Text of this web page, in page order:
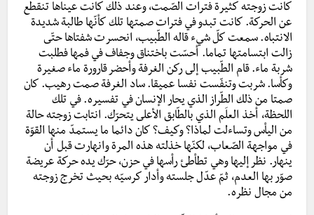
كانت زوجته كثيرة فترات الصّمت، وعند ذلك كانت عيناها تنقطع
عن الحركة. كانت تبدو في فترات صمتها تلك كأنّها طالبة شديدة
الانتباه. سمعت كلّ شيء قاله الطّبيب، انحسرت شفتاها حتّى
زالت ابتسامتها تماما. أحسّت باختناق وجفاف في فمها فطلبت
شربة ماء. قام الطّبيب إلى ركن الغرفة وأحضر قارورة ماء صغيرة
وكأسا. شربت وتنفّست نفسا عميقا. ساد الغرفة صمت رهيب. كان
صمتا من ذلك الطّراز الذي يحار الإنسان في تفسيره. في تلك
اللحظة، أخذ العلَم الذي بالطّابق الأعلى يتحرّك. انتابت زوجته حالة
من اليأس وتساءلت لماذا؟ وكيف؟ كان دائما ما يستمدّ منها القوّة
في مواجهة الصّعاب، لكنّها خذلته هذه المرة وانهارت قبل أن
ينهار. نظر إليها وهي تطأطئ رأسها في حزن، حرّك يده حركة عريضة
صوّر بها العدم، ثمّ عدّل جلسته وأدار كرسيّه بحيث تخرج زوجته
من مجال نظره.